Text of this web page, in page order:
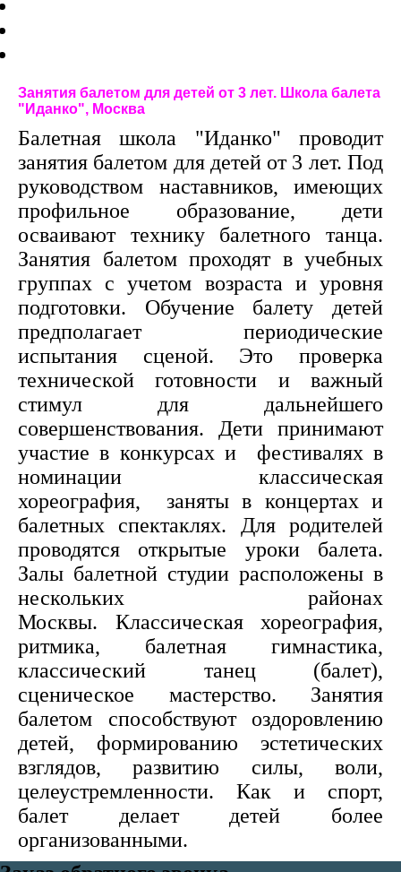
Занятия балетом для детей от 3 лет. Школа балета
"Иданко", Москва
Балетная школа "Иданко" проводит
занятия балетом для детей от 3 лет. Под
руководством наставников, имеющих
профильное образование, дети
осваивают технику балетного танца.
Занятия балетом проходят в учебных
группах с учетом возраста и уровня
подготовки. Обучение балету детей
предполагает периодические
испытания сценой. Это проверка
технической готовности и важный
стимул для дальнейшего
совершенствования. Дети принимают
участие в конкурсах и фестивалях в
номинации классическая
хореография, заняты в концертах и
балетных спектаклях. Для родителей
проводятся открытые уроки балета.
Залы балетной студии расположены в
нескольких районах
Москвы. Классическая хореография,
ритмика, балетная гимнастика,
классический танец (балет),
сценическое мастерство. Занятия
балетом способствуют оздоровлению
детей, формированию эстетических
взглядов, развитию силы, воли,
целеустремленности. Как и спорт,
балет делает детей более
организованными.